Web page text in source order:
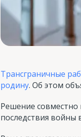
Трансграничные
родину. Об этом
Решение совместно
последствия